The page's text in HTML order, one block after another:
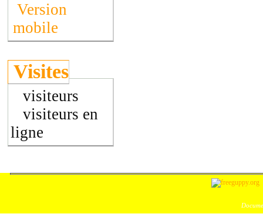
Version
mobile
Visites
visiteurs
visiteurs en
ligne